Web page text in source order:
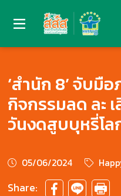
‘สำนัก 8’ จับมื
กิจกรรมลด ละ เลิกสู
วันงดสูบบุหรี่โล
05/06/2024
Share: